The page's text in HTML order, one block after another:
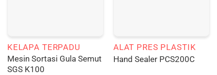
KELAPA TERPADU
Mesin Sortasi Gula Semut
SGS K100
ALAT PRES PLASTIK
Hand Sealer PCS200C